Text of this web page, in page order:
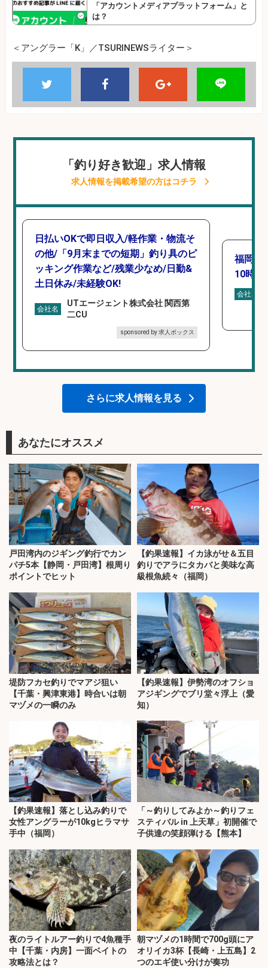
「アカウントメディアプラットフォーム」と
は？
＜アングラー「K」／TSURINEWSライター＞
「釣り好き歓迎」求人情報
求人情報を掲載希望の方はコチラ
日払いOKで即日収入/軽作業・物流そ
の他/「9月末までの短期」釣り具のピ
ッキング作業など/残業少なめ/日勤&
土日休み/未経験OK!
会社名
UTエージェント株式会社 関西第
二CU
sponsored by 求人ボックス
福岡「
10時間
会社名
さらに求人情報を見る
あなたにオススメ
戸田湾内のジギング釣行でカン
パチ5本【静岡・戸田湾】根周り
ポイントでヒット
【釣果速報】イカ泳がせ＆五目
釣りでアラにタカバと美味な高
級根魚続々（福岡）
堤防フカセ釣りでマアジ狙い
【千葉・興津東港】時合いは朝
マヅメの一瞬のみ
【釣果速報】伊勢湾のオフショ
アジギングでブリ堂々浮上（愛
知）
【釣果速報】落とし込み釣りで
女性アングラーが10kgヒラマサ
手中（福岡）
「～釣りしてみよか～釣りフェ
スティバル in 上天草」初開催で
子供達の笑顔弾ける【熊本】
夜のライトルアー釣りで4魚種手
中【千葉・内房】一面ベイトの
攻略法とは？
朝マヅメの1時間で700g頭にア
オリイカ3杯【長崎・上五島】2
つのエギ使い分けが奏功